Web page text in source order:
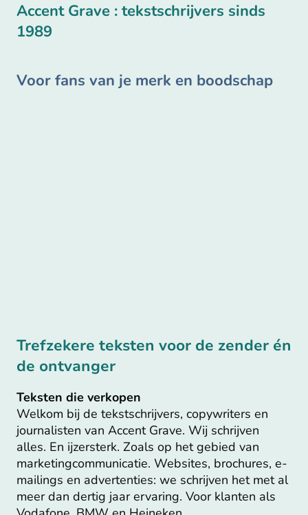
Accent Grave : tekstschrijvers sinds
1989
Voor fans van je merk en boodschap
Trefzekere teksten voor de zender én
de ontvanger
Teksten die verkopen
Welkom bij de tekstschrijvers, copywriters en
journalisten van Accent Grave. Wij schrijven
alles. En ijzersterk. Zoals op het gebied van
marketingcommunicatie. Websites, brochures, e-
mailings en advertenties: we schrijven het met al
meer dan dertig jaar ervaring. Voor klanten als